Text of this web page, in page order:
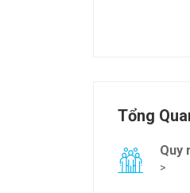
Tổng
Quy
>